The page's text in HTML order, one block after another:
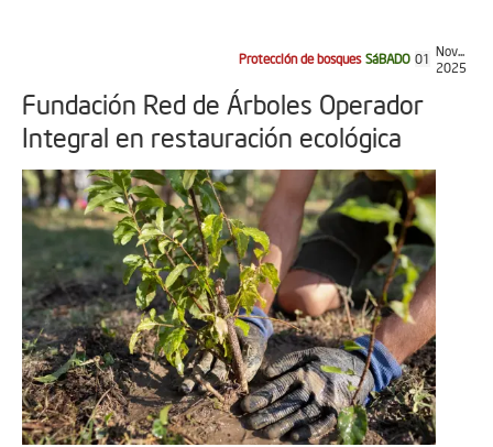
Protección de bosques SáBADO 01 Nov...
2025
Fundación Red de Árboles Operador
Integral en restauración ecológica